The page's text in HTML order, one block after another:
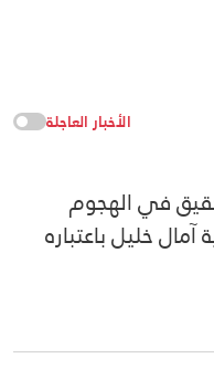
الأخبار العاجلة
في الهجوم
خليل باعتباره